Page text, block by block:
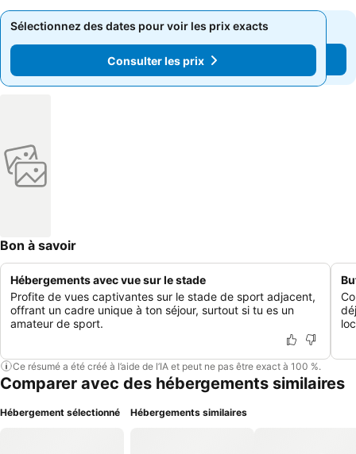
Sélectionnez des dates pour voir les prix exacts
Consulter les prix
Sélectionnez des dates pour voir les prix exacts
Consulter les prix
Bon à savoir
Hébergements avec vue sur le stade
Profite de vues captivantes sur le stade de sport adjacent,
offrant un cadre unique à ton séjour, surtout si tu es un
amateur de sport.
Ce résumé a été créé à l’aide de l’IA et peut ne pas être exact à 100 %.
Comparer avec des hébergements similaires
Hébergement sélectionné Hébergements similaires